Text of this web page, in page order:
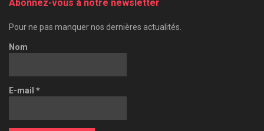
Abonnez-vous à notre newsletter
Pour ne pas manquer nos dernières actualités.
Nom
E-mail *